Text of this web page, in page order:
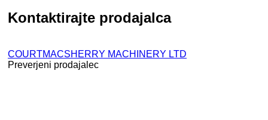
Kontaktirajte prodajalca
COURTMACSHERRY MACHINERY LTD
Preverjeni prodajalec